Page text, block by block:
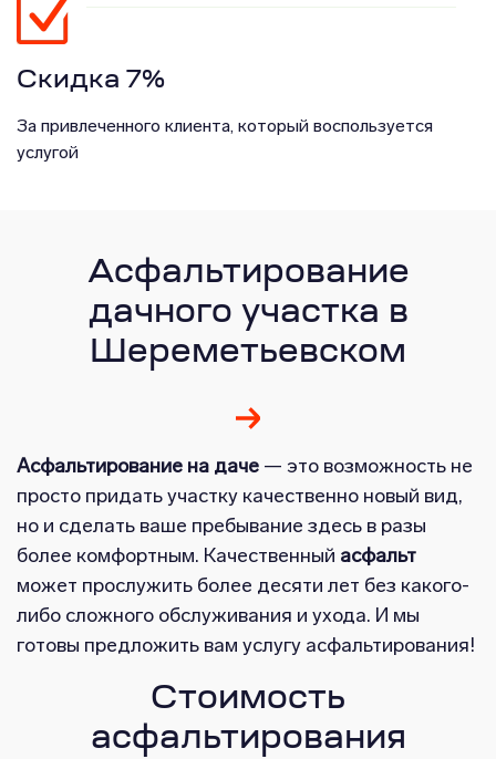
Скидка 7%
За привлеченного клиента, который воспользуется
услугой
Асфальтирование
дачного участка в
Шереметьевском
Асфальтирование на даче — это возможность не
просто придать участку качественно новый вид,
но и сделать ваше пребывание здесь в разы
более комфортным. Качественный асфальт
может прослужить более десяти лет без какого-
либо сложного обслуживания и ухода. И мы
готовы предложить вам услугу асфальтирования!
Стоимость
асфальтирования